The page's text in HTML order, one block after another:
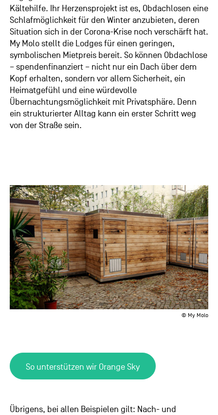
Kältehilfe. Ihr Herzensprojekt ist es, Obdachlosen eine
Schlafmöglichkeit für den Winter anzubieten, deren
Situation sich in der Corona-Krise noch verschärft hat.
My Molo stellt die Lodges für einen geringen,
symbolischen Mietpreis bereit. So können Obdachlose
– spendenfinanziert – nicht nur ein Dach über dem
Kopf erhalten, sondern vor allem Sicherheit, ein
Heimatgefühl und eine würdevolle
Übernachtungsmöglichkeit mit Privatsphäre. Denn
ein strukturierter Alltag kann ein erster Schritt weg
von der Straße sein.
© My Molo
So unterstützen wir Orange Sky
Übrigens, bei allen Beispielen gilt: Nach- und